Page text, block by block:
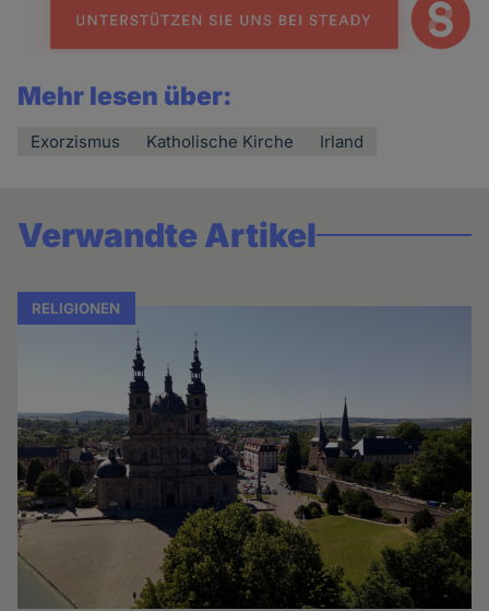
Mehr lesen über:
Exorzismus Katholische Kirche Irland
Verwandte Artikel
RELIGIONEN